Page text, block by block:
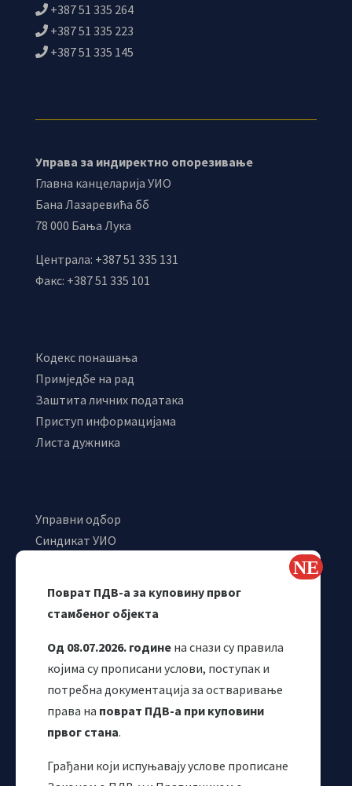
Поврат ПДВ-а за куповину првог
стамбеног објекта
Од 08.07.2026. године на снази су правила
којима су прописани услови, поступак и
потребна документација за остваривање
права на поврат ПДВ-а при куповини
првог стана.
Грађани који испуњавају услове прописане
+387 51 335 264
+387 51 335 223
+387 51 335 145
Управа за индиректно опорезивање
Главна канцеларија УИО
Бана Лазаревића бб
78 000 Бања Лука
Централа: +387 51 335 131
Факс: +387 51 335 101
Кодекс понашања
Примједбе на рад
Заштита личних података
Приступ информацијама
Листа дужника
Управни одбор
Синдикат УИО
Одјељење за макроекономску анализу
Корисни линкови